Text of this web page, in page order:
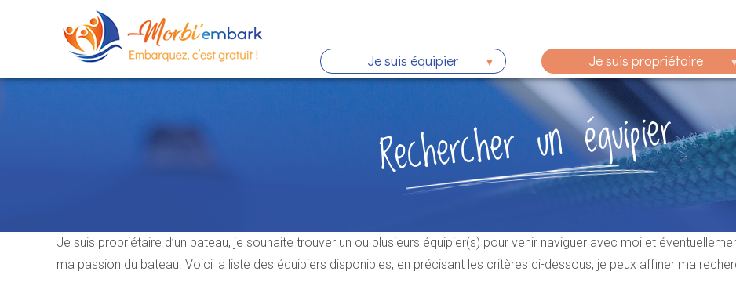
Je suis équipier Je suis propriétaire
Rechercher un équipier
Je suis propriétaire d’un bateau, je souhaite trouver un ou plusieurs équipier(s) pour venir naviguer avec moi et
ma passion du bateau. Voici la liste des équipiers disponibles, en précisant les critères ci-dessous, je peux affiner ma
Panneau de gestion des cookies